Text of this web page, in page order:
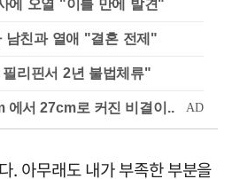
에 오열 "이틀 만에 발견"
남친과 열애 "결혼 전제"
리핀서 2년 불법체류"
. 아무래도 내가 부족한 부분을